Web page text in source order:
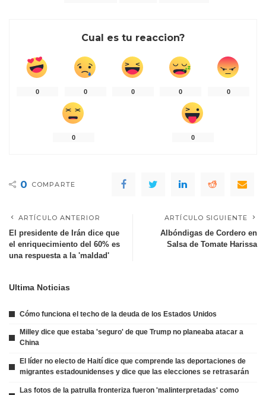
Cual es tu reaccion?
0 0 0 0 0
0 0
0 COMPARTE
ARTÍCULO ANTERIOR
El presidente de Irán dice que
el enriquecimiento del 60% es
una respuesta a la 'maldad'
ARTÍCULO SIGUIENTE
Albóndigas de Cordero en
Salsa de Tomate Harissa
Ultima Noticias
Cómo funciona el techo de la deuda de los Estados Unidos
Milley dice que estaba 'seguro' de que Trump no planeaba atacar a
China
El líder no electo de Haití dice que comprende las deportaciones de
migrantes estadounidenses y dice que las elecciones se retrasarán
Las fotos de la patrulla fronteriza fueron 'malinterpretadas' como